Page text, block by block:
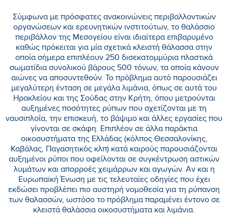
Σύμφωνα με πρόσφατες ανακοινώνεις περιβαλλοντικών
οργανώσεων και ερευνητικών ινστιτούτων, το θαλάσσιο
περιβάλλον της Μεσογείου είναι ιδιαίτερα επιβαρυμένο
καθώς πρόκειται για μία σχετικά κλειστή θάλασσα στην
οποία σήμερα επιπλέουν 250 δισεκατομμύρια πλαστικά
σωματίδια συνολικού βάρους 500 τόνων, τα οποία κάνουν
αιώνες να αποσυντεθούν. Το πρόβλημα αυτό παρουσιάζει
μεγαλύτερη ένταση σε μεγάλα λιμάνια, όπως σε αυτά του
Ηρακλείου και της Σούδας στην Κρήτη, όπου μετρούνται
αυξημένες ποσότητες ρύπων που σχετίζονται με τη
ναυσιπλοΐα, την επισκευή, το βάψιμο και άλλες εργασίες που
γίνονται σε σκάφη. Επιπλέον σε άλλα παράκτια
οικοσυστήματα της Ελλάδας (κόλπος Θεσσαλονίκης,
Καβάλας, Παγασητικός κλπ) κατά καιρούς παρουσιάζονται
αυξημένοι ρύποι που οφείλονται σε συγκέντρωση αστικών
λυμάτων και απορροές χειμάρρων και αγωγών. Αν και η
Ευρωπαϊκή Ένωση με τις τελευταίες οδηγίες που έχει
εκδώσει προβλέπει πιο αυστηρή νομοθεσία για τη ρύπανση
των θαλασσών, ωστόσο το πρόβλημα παραμένει έντονο σε
κλειστά θαλάσσια οικοσυστήματα και λιμάνια.